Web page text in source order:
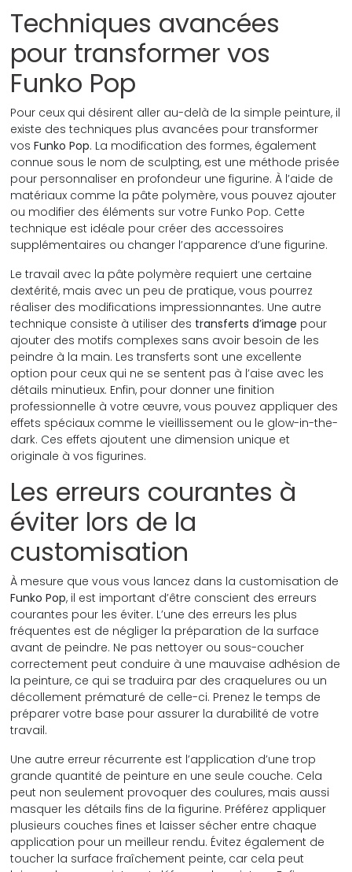
Techniques avancées
pour transformer vos
Funko Pop
Pour ceux qui désirent aller au-delà de la simple peinture, il
existe des techniques plus avancées pour transformer
vosFunko Pop. La modification des formes, également
connue sous le nom de sculpting, est une méthode prisée
pour personnaliser en profondeur une figurine. À l’aide de
matériaux comme la pâte polymère, vous pouvez ajouter
ou modifier des éléments sur votre Funko Pop. Cette
technique est idéale pour créer des accessoires
supplémentaires ou changer l’apparence d’une figurine.
Le travail avec la pâte polymère requiert une certaine
dextérité, mais avec un peu de pratique, vous pourrez
réaliser des modifications impressionnantes. Une autre
technique consiste à utiliser des transferts d’image pour
ajouter des motifs complexes sans avoir besoin de les
peindre à la main. Les transferts sont une excellente
option pour ceux qui ne se sentent pas à l’aise avec les
détails minutieux. Enfin, pour donner une finition
professionnelle à votre œuvre, vous pouvez appliquer des
effets spéciaux comme le vieillissement ou le glow-in-the-
dark. Ces effets ajoutent une dimension unique et
originale à vos figurines.
Les erreurs courantes à
éviter lors de la
customisation
À mesure que vous vous lancez dans la customisation de
Funko Pop, il est important d’être conscient des erreurs
courantes pour les éviter. L’une des erreurs les plus
fréquentes est de négliger la préparation de la surface
avant de peindre. Ne pas nettoyer ou sous-coucher
correctement peut conduire à une mauvaise adhésion de
la peinture, ce qui se traduira par des craquelures ou un
décollement prématuré de celle-ci. Prenez le temps de
préparer votre base pour assurer la durabilité de votre
travail.
Une autre erreur récurrente est l’application d’une trop
grande quantité de peinture en une seule couche. Cela
peut non seulement provoquer des coulures, mais aussi
masquer les détails fins de la figurine. Préférez appliquer
plusieurs couches fines et laisser sécher entre chaque
application pour un meilleur rendu. Évitez également de
toucher la surface fraîchement peinte, car cela peut